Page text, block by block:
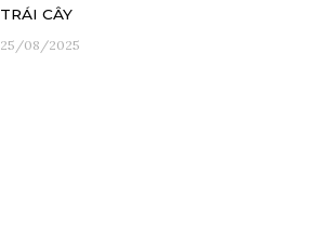
TRÁI CÂY
25/08/2025